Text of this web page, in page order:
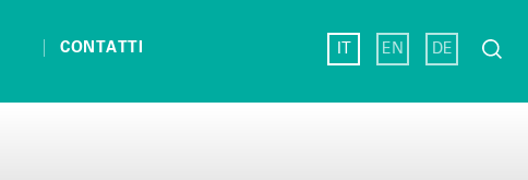
CONTATTI EN DE